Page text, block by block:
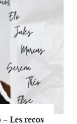
– Les recos